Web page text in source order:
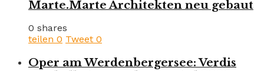
Marte.Marte Architekten neu gebaut
0 shares
teilen 0 Tweet 0
Oper am Werdenbergersee: Verdis